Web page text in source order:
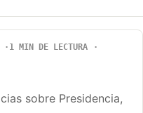
1 MIN DE LECTURA
sobre Presidencia,